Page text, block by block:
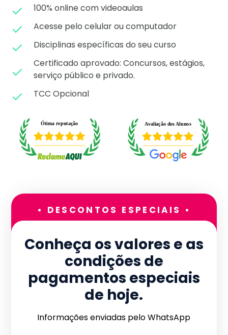
100% online com videoaulas
Acesse pelo celular ou computador
Disciplinas específicas do seu curso
Certificado aprovado: Concursos, estágios,
serviço público e privado.
TCC Opcional
• DESCONTOS ESPECIAIS •
Conheça os valores e as
condições de
pagamentos especiais
de hoje.
Informações enviadas pelo WhatsApp